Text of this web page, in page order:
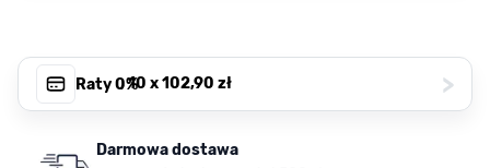
Raty 0%, 10 x102,90 zł >
Darmowa dostawa